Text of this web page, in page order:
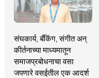
संघकार्य, बँकिंग, संगीत अन्
कीर्तनाच्या माध्यमातून
समाजप्रबोधनाचा वसा
जपणारे वसईतील एक आदर्श